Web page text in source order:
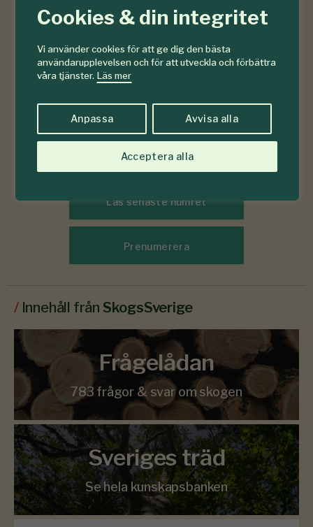
Cookies & din integritet
Vi använder cookies för att ge dig den bästa
användarupplevelsen och för att utveckla och förbättra
våra tjänster. Läs mer
Anpassa Avvisa alla
Acceptera alla
Läs senaste numret
Prenumerera
/ Innehåll från SkogsSverige
Frågelådan
783 frågor & svar om skogen
Sveriges träd
Se hela kunskapsbanken